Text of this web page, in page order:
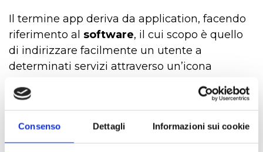
Consenso Dettagli Informazioni sui cookie
Il termine app deriva da application, facendo
riferimento al software, il cui scopo è quello
di indirizzare facilmente un utente a
determinati servizi attraverso un’icona
aziendale è sempre un tema delicato che
Lo scopo principale di un’app è quello di